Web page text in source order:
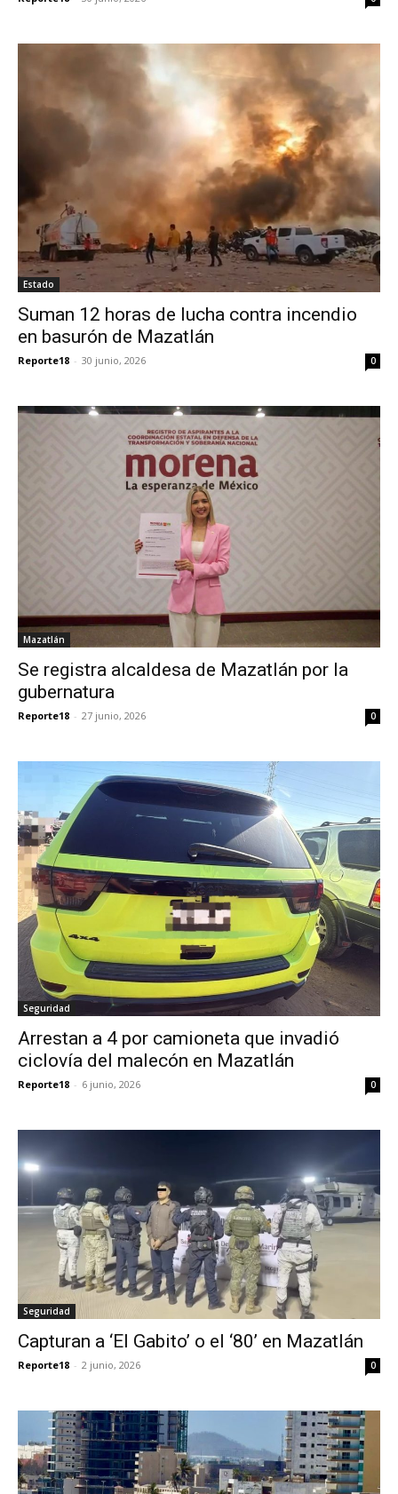
Estado
Suman 12 horas de lucha contra incendio
en basurón de Mazatlán
Reporte18 - 30 junio, 2026 0
Mazatlán
Se registra alcaldesa de Mazatlán por la
gubernatura
Reporte18 - 27 junio, 2026 0
Seguridad
Arrestan a 4 por camioneta que invadió
ciclovía del malecón en Mazatlán
Reporte18 - 6 junio, 2026 0
Seguridad
Capturan a ‘El Gabito’ o el ‘80’ en Mazatlán
Reporte18 - 2 junio, 2026 0